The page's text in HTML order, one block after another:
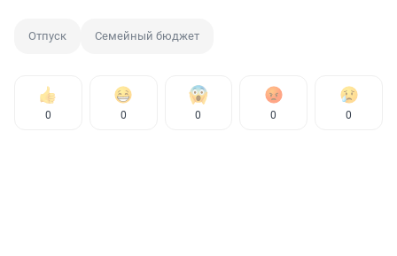
Отпуск Семейный бюджет
0 0 0 0 0